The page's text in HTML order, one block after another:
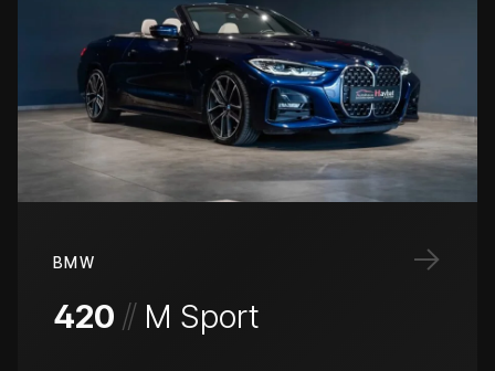
→
BMW
420 // M Sport